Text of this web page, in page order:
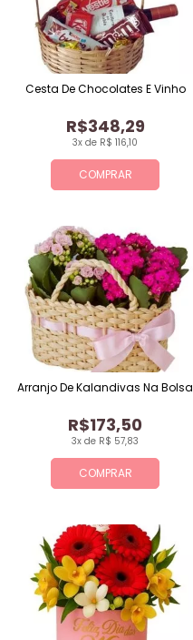
COMPRAR
3x de R$ 116,10
R$348,29
Cesta De Chocolates E Vinho
COMPRAR
3x de R$ 57,83
R$173,50
Arranjo De Kalandivas Na Bolsa